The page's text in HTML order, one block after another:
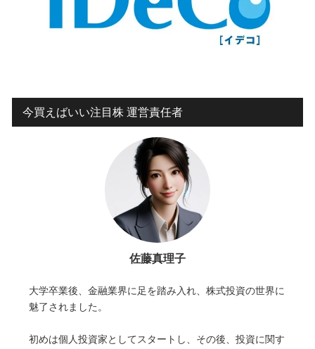
今買えばいい注目株 運営責任者
佐藤真理子
大学卒業後、金融業界に足を踏み入れ、株式投資の世界に
魅了されました。
初めは個人投資家としてスタートし、その後、投資に関す